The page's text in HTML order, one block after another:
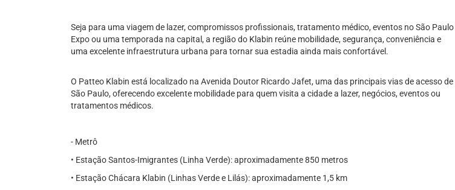
Seja para uma viagem de lazer, compromissos profissionais, tratamento médico, eventos no São Paulo
Expo ou uma temporada na capital, a região do Klabin reúne mobilidade, segurança, conveniência e
uma excelente infraestrutura urbana para tornar sua estadia ainda mais confortável.
O Patteo Klabin está localizado na Avenida Doutor Ricardo Jafet, uma das principais vias de acesso de
São Paulo, oferecendo excelente mobilidade para quem visita a cidade a lazer, negócios, eventos ou
tratamentos médicos.
- Metrô
• Estação Santos-Imigrantes (Linha Verde): aproximadamente 850 metros
• Estação Chácara Klabin (Linhas Verde e Lilás): aproximadamente 1,5 km